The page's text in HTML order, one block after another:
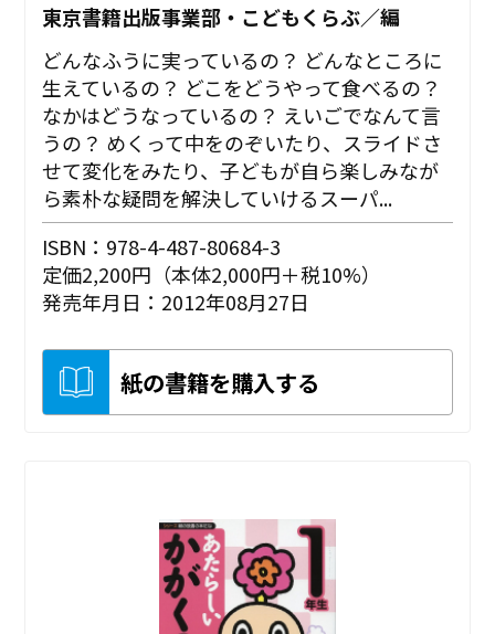
東京書籍出版事業部・こどもくらぶ／編
どんなふうに実っているの？ どんなところに
生えているの？ どこをどうやって食べるの？
なかはどうなっているの？ えいごでなんて言
うの？ めくって中をのぞいたり、スライドさ
せて変化をみたり、子どもが自ら楽しみなが
ら素朴な疑問を解決していけるスーパ...
ISBN：978-4-487-80684-3
定価2,200円（本体2,000円＋税10%）
発売年月日：2012年08月27日
紙の書籍を購入する